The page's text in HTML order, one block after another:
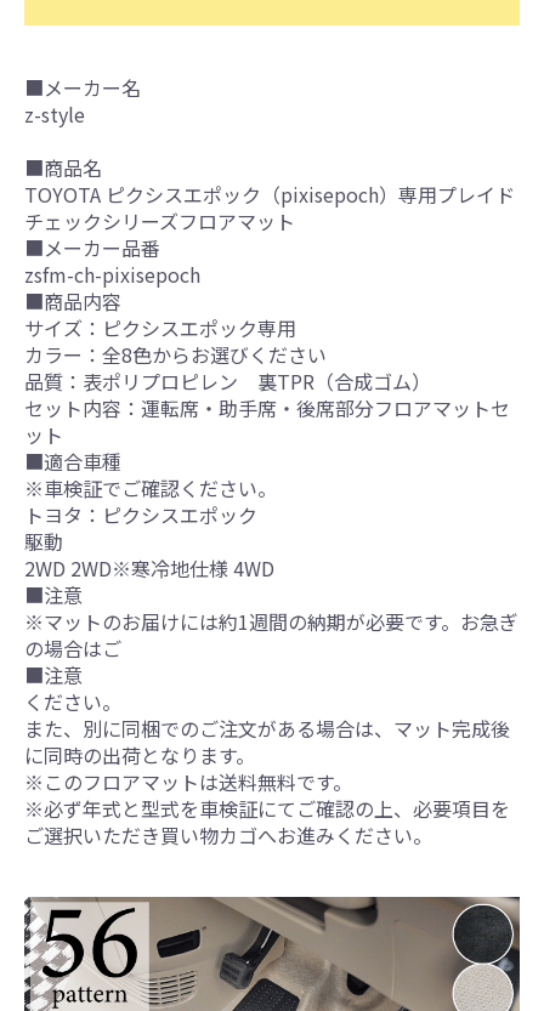
■メーカー名
z-style
■商品名
TOYOTA ピクシスエポック（pixisepoch）専用プレイド
チェックシリーズフロアマット
■メーカー品番
zsfm-ch-pixisepoch
■商品内容
サイズ：ピクシスエポック専用
カラー：全8色からお選びください
品質：表ポリプロピレン 裏TPR（合成ゴム）
セット内容：運転席・助手席・後席部分フロアマットセ
ット
■適合車種
※車検証でご確認ください。
トヨタ：ピクシスエポック
駆動
2WD 2WD※寒冷地仕様 4WD
■注意
※マットのお届けには約1週間の納期が必要です。お急ぎ
の場合はご
■注意
ください。
また、別に同梱でのご注文がある場合は、マット完成後
に同時の出荷となります。
※このフロアマットは送料無料です。
※必ず年式と型式を車検証にてご確認の上、必要項目を
ご選択いただき買い物カゴへお進みください。